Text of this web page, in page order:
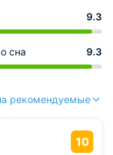
9.3
сна 9.3
рекомендуемые
10